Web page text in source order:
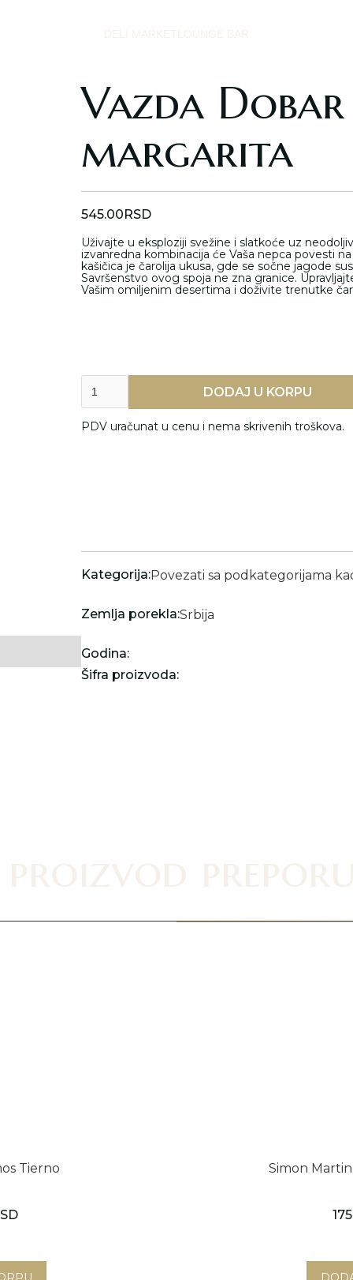
Vazda Dobar
margarita
545.00RSD
Uživajte u eksploziji svežine i slatkoće uz
izvanredna kombinacija će Vaša nepca povesti
kašičica je čarolija ukusa, gde se sočne jagode
Savršenstvo ovog spoja ne zna granice.
Vašim omiljenim desertima i doživite trenutke
PDV uračunat u cenu i nema skrivenih troškova.
Kategorija:Povezati sa podkategorijama
Zemlja porekla:Srbija
Godina:
Šifra proizvoda:
Tierno Simon